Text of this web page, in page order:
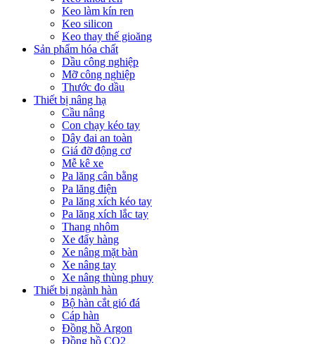
Keo làm kín ren
Keo silicon
Keo thay thế gioăng
Sản phẩm hóa chất
Dầu công nghiệp
Mỡ công nghiệp
Thước đo dầu
Thiết bị nâng hạ
Cầu nâng
Con chạy kéo tay
Dây đai an toàn
Giá đỡ động cơ
Mễ kê xe
Pa lăng cân bằng
Pa lăng điện
Pa lăng xích kéo tay
Pa lăng xích lắc tay
Thang nhôm
Xe đẩy hàng
Xe nâng mặt bàn
Xe nâng tay
Xe nâng thùng phuy
Thiết bị ngành hàn
Bộ hàn cắt gió đá
Cáp hàn
Đồng hồ Argon
Đồng hồ CO2